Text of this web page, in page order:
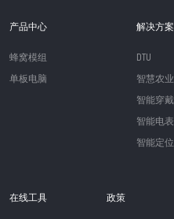
产品中心
蜂窝模组
单板电脑
解决方案
DTU
智慧农业
智能穿戴
智能电表
智能定位
在线工具 政策